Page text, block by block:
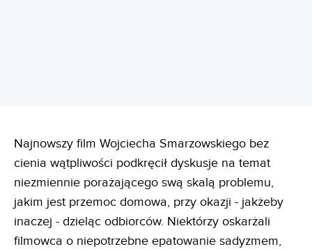
Najnowszy film Wojciecha Smarzowskiego bez
cienia wątpliwości podkręcił dyskusje na temat
niezmiennie porażającego swą skalą problemu,
jakim jest przemoc domowa, przy okazji - jakżeby
inaczej - dzieląc odbiorców. Niektórzy oskarżali
filmowca o niepotrzebne epatowanie sadyzmem,